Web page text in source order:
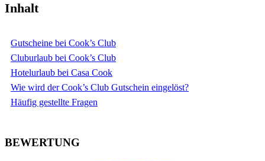
Inhalt
Gutscheine bei Cook’s Club
Cluburlaub bei Cook’s Club
Hotelurlaub bei Casa Cook
Wie wird der Cook’s Club Gutschein eingelöst?
Häufig gestellte Fragen
BEWERTUNG